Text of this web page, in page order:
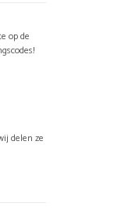
op de
delen ze